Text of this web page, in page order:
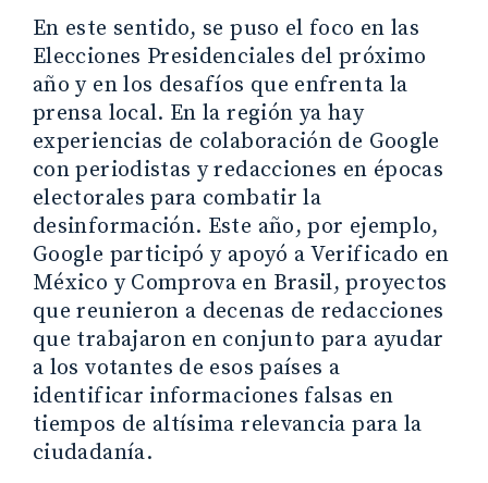
En este sentido, se puso el foco en las
Elecciones Presidenciales del próximo
año y en los desafíos que enfrenta la
prensa local. En la región ya hay
experiencias de colaboración de Google
con periodistas y redacciones en épocas
electorales para combatir la
desinformación. Este año, por ejemplo,
Google participó y apoyó a Verificado en
México y Comprova en Brasil, proyectos
que reunieron a decenas de redacciones
que trabajaron en conjunto para ayudar
a los votantes de esos países a
identificar informaciones falsas en
tiempos de altísima relevancia para la
ciudadanía.